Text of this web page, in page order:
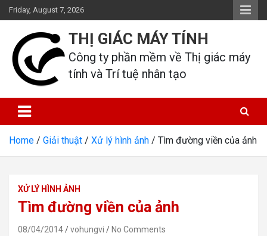
Skip
to
content
Friday, August 7, 2026
THỊ GIÁC MÁY TÍNH
Công ty phần mềm về Thị giác máy
tính và Trí tuệ nhân tạo
Home Giải thuật Xử lý hình ảnh Tìm đường viền của ảnh
XỬ LÝ HÌNH ẢNH
Tìm đường viền của ảnh
08/04/2014 vohungvi No Comments